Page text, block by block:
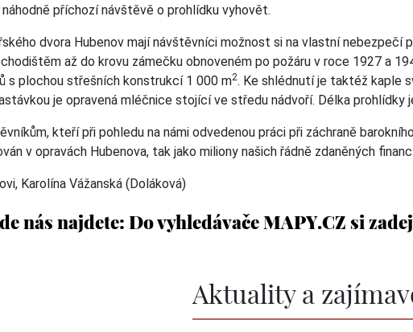
příchozí návštěvě o prohlídku vyhovět.
dvora Hubenov mají návštěvníci možnost si na vlastní
až do krovu zámečku obnoveném po požáru v roce 1927 a
s plochou střešních konstrukcí 1 000 m2. Ke shlédnutí je taktéž kaple
je opravená mléčnice stojící ve středu nádvoří. Délka prohlídky
kteří při pohledu na námi odvedenou práci při záchraně
v opravách Hubenova, tak jako miliony našich řádně zdaněných
Karolína Vážanská (Doláková)
nás najdete: Do vyhledávače MAPY.CZ si
Aktuality a